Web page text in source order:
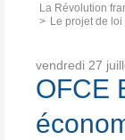
La Révolution
Le projet de
vendredi 27
OFCE